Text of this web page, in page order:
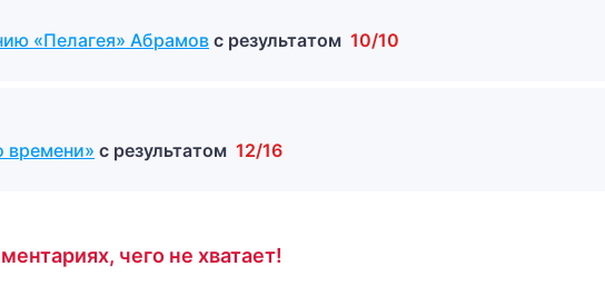
«Пелагея» Абрамовс результатом 10/10
времени» с результатом 12/16
чего не хватает!